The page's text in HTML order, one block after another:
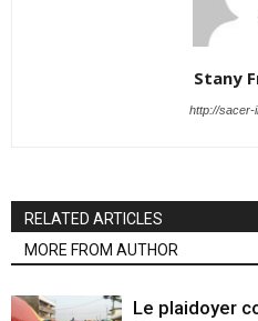
Stany
http://sacer-
RELATED ARTICLES
MORE FROM AUTHOR
Le plaidoyer